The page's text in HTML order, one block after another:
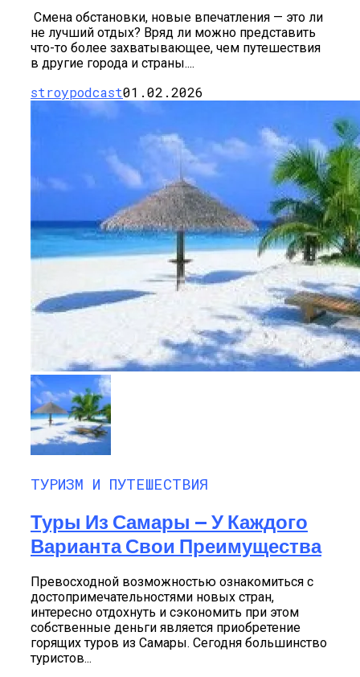
Смена обстановки, новые впечатления — это ли
не лучший отдых? Вряд ли можно представить
что-то более захватывающее, чем путешествия
в другие города и страны....
stroypodcast01.02.2026
ТУРИЗМ И ПУТЕШЕСТВИЯ
Туры Из Самары — У Каждого
Варианта Свои Преимущества
Превосходной возможностью ознакомиться с
достопримечательностями новых стран,
интересно отдохнуть и сэкономить при этом
собственные деньги является приобретение
горящих туров из Самары. Сегодня большинство
туристов...